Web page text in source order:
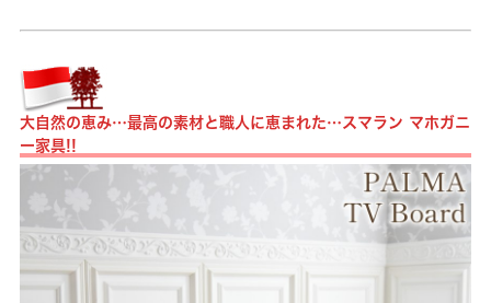
大自然の恵み…最高の素材と職人に恵まれた…スマラン マホガニ
ー家具!!